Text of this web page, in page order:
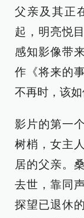
父亲及其正
起，明亮悦
感知影像带
作《将来的
不再时，该如
影片的第一
树梢，女主
居的父亲。
去世，靠同
探望已退休